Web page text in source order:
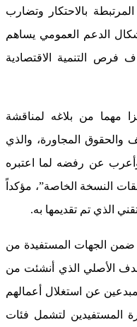
بالاحتكار وتضارب
الدعم العمومي يساهم
فرص التنمية الاقتصادية
من بلاغه لمناقشة
والحقوق المجاورة، والذي
عن رفضه لما اعتبره
النسخة الخاصة”، مؤكداً
الذي تم تقديمها به.
الجهات المستفيدة من
الأصلي الذي أنشئت من
عن استغلال أعمالهم
المستفيدين لتشمل فئات